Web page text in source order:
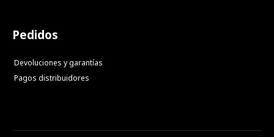
Pedidos
Devoluciones y garantías
Pagos distribuidores